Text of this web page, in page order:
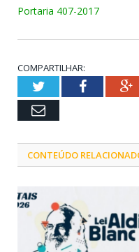
Portaria 407-2017
COMPARTILHAR:
TwitterFacebook
Email
CONTEÚDO